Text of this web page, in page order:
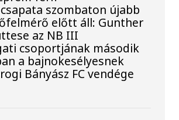
szombaton újabb
előtt áll: Gunther
az NB III
csoportjának második
a bajnokesélyesnek
Bányász FC vendége